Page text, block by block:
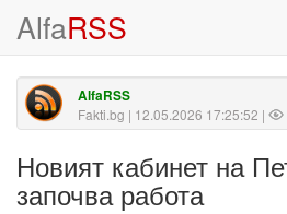
AlfaRSS
AlfaRSS
Fakti.bg | 12.05.2026 17:25:52 |
Новият кабинет на
започва работа